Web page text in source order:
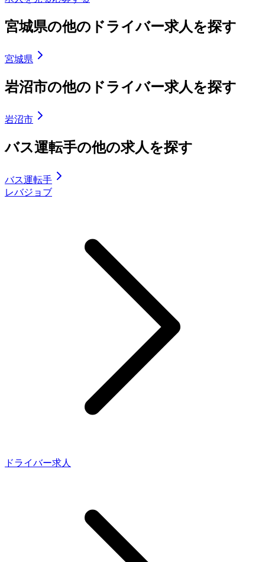
宮城県の他のドライバー求人を探す
宮城県
岩沼市の他のドライバー求人を探す
岩沼市
バス運転手の他の求人を探す
バス運転手
レバジョブ
ドライバー求人